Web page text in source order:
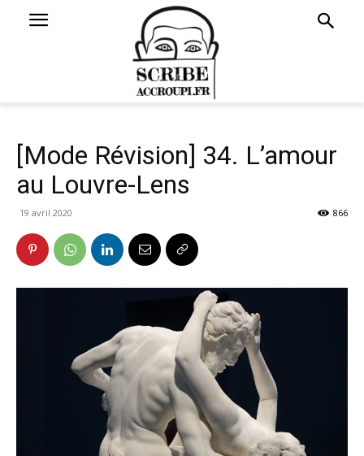
[Mode Révision] 34. L’amour
au Louvre-Lens
19 avril 2020 866